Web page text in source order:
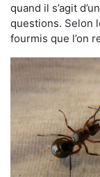
quand il s’agit
questions. Selon
fourmis que l’on